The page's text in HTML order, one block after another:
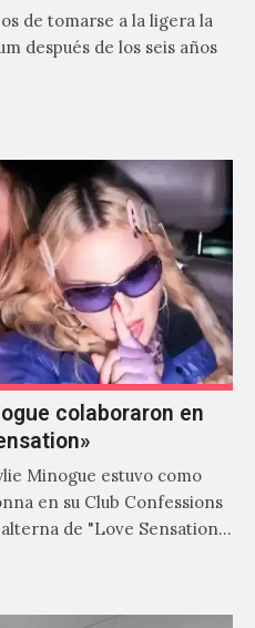
de tomarse a la ligera la
después de los seis años
colaboraron en
Minogue estuvo como
en su Club Confessions
de "Love Sensation",